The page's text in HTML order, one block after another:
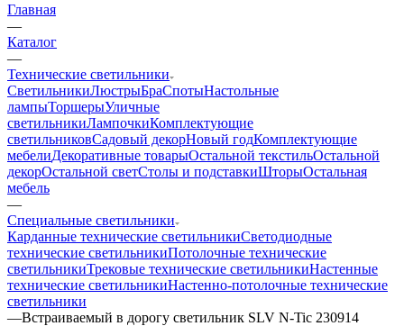
Главная
—
Каталог
—
Технические светильники
СветильникиЛюстрыБраСпотыНастольные
лампыТоршерыУличные
светильникиЛампочкиКомплектующие
светильниковСадовый декорНовый годКомплектующие
мебелиДекоративные товарыОстальной текстильОстальной
декорОстальной светСтолы и подставкиШторыОстальная
мебель
—
Специальные светильники
Карданные технические светильникиСветодиодные
технические светильникиПотолочные технические
светильникиТрековые технические светильникиНастенные
технические светильникиНастенно-потолочные технические
светильники
—Встраиваемый в дорогу светильник SLV N-Tic 230914